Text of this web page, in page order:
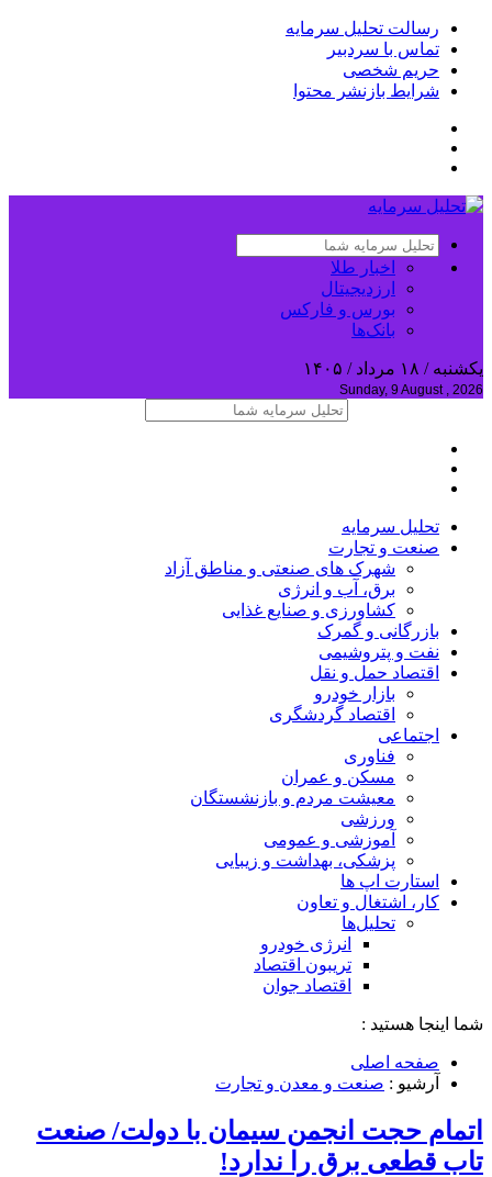
رسالت تحلیل سرمایه
تماس با سردبیر
حریم شخصی
شرایط بازنشر محتوا
اخبار طلا
ارزدیجیتال
بورس و فارکس
بانک‌ها
یکشنبه / ۱۸ مرداد / ۱۴۰۵
Sunday, 9 August , 2026
تحلیل‌ سرمایه
صنعت و تجارت
شهرک های صنعتی و مناطق آزاد
برق، آب و انرژی
کشاورزی و صنایع غذایی
بازرگانی و گمرک
نفت و پتروشیمی
اقتصاد حمل و نقل
بازار خودرو
اقتصاد گردشگری
اجتماعی
فناوری
مسکن و عمران
معیشت مردم و بازنشستگان
ورزشی
آموزشی و عمومی
پزشکی، بهداشت و زیبایی
استارت اپ ها
کار، اشتغال و تعاون
تحلیل‌ها
انرژی خودرو
تریبون اقتصاد
اقتصاد جوان
شما اینجا هستید :
صفحه اصلی
آرشیو : صنعت و معدن و تجارت
اتمام حجت انجمن سیمان با دولت/ صنعت
تاب قطعی برق را ندارد!